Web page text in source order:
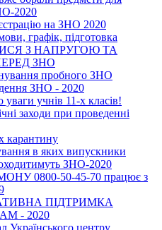
2020
на ЗНО 2020
графік, підготовка
З НАПРУГОЮ ТА
ЗНО
пробного ЗНО
ЗНО - 2020
учнів 11-х класів!
заходи при проведенні
карантину
в яких випускники
ЗНО-2020
МОНУ 0800-50-45-70 працює з
ПІДТРИМКА
- 2020
Українського центру